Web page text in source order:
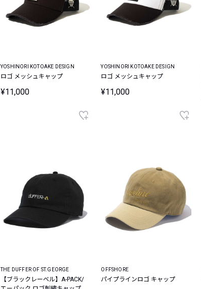
YOSHINORI KOTOAKE DESIGN
ロゴ メッシュキャップ
¥11,000
YOSHINORI KOTOAKE DESIGN
ロゴ メッシュキャップ
¥11,000
THE DUFFER OF ST.GEORGE
【ブラックレーベル】A-PACK/
OFFSHORE
パイプラインロゴ キャップ